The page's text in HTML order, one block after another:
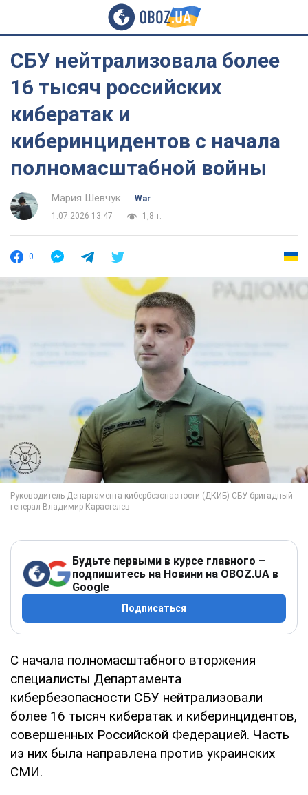
СБУ нейтрализовала более
16 тысяч российских
кибератак и
киберинцидентов с начала
полномасштабной войны
Мария Шевчук
War
1.07.2026 13:47
1,8 т.
0
Будьте первыми в курсе главного –
подпишитесь на Новини на OBOZ.UA в
Google
Подписаться
С начала полномасштабного вторжения
специалисты Департамента
кибербезопасности СБУ нейтрализовали
более 16 тысяч кибератак и киберинцидентов,
совершенных Российской Федерацией. Часть
из них была направлена против украинских
СМИ.